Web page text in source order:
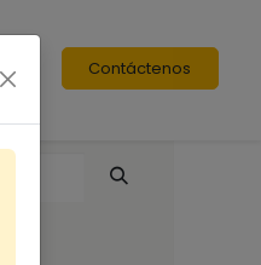
Contáctenos